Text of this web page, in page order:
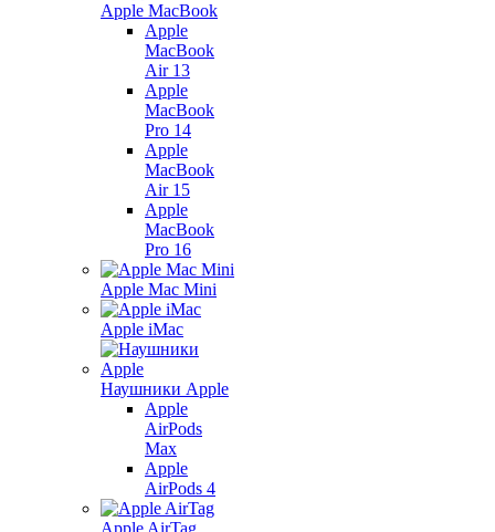
Apple MacBook
Apple
MacBook
Air 13
Apple
MacBook
Pro 14
Apple
MacBook
Air 15
Apple
MacBook
Pro 16
Apple Mac Mini
Apple iMac
Наушники Apple
Apple
AirPods
Max
Apple
AirPods 4
Apple AirTag